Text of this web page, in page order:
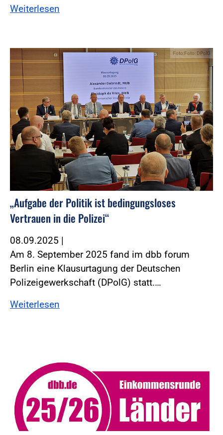
Weiterlesen
Foto:Foto: DPolG
„Aufgabe der Politik ist bedingungsloses
Vertrauen in die Polizei“
08.09.2025 |
Am 8. September 2025 fand im dbb forum
Berlin eine Klausurtagung der Deutschen
Polizeigewerkschaft (DPolG) statt.…
Weiterlesen